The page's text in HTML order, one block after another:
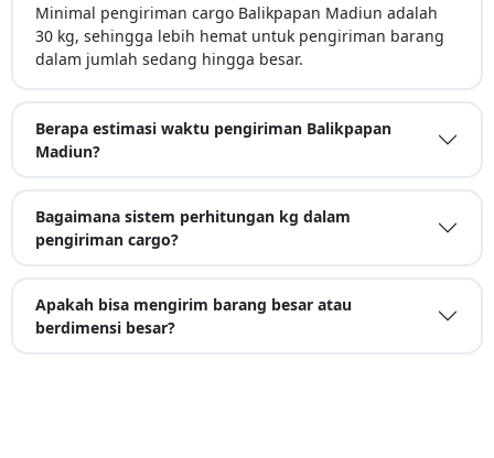
Minimal pengiriman cargo Balikpapan Madiun adalah
30 kg, sehingga lebih hemat untuk pengiriman barang
dalam jumlah sedang hingga besar.
Berapa estimasi waktu pengiriman Balikpapan
Madiun?
Bagaimana sistem perhitungan kg dalam
pengiriman cargo?
Apakah bisa mengirim barang besar atau
berdimensi besar?